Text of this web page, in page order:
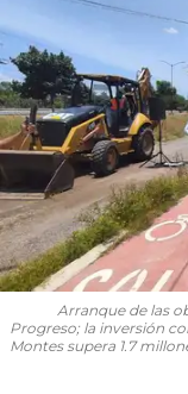
Arranque de las
Progreso; la inversión
Montes supera 1.7